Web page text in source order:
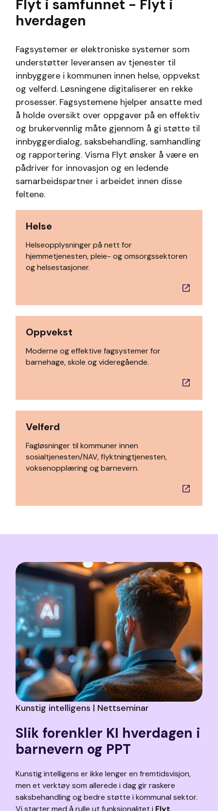
Flyt i samfunnet - Flyt i
hverdagen
Fagsystemer er elektroniske systemer som
understøtter leveransen av tjenester til
innbyggere i kommunen innen helse, oppvekst
og velferd. Løsningene digitaliserer en rekke
prosesser. Fagsystemene hjelper ansatte med
å holde oversikt over oppgaver på en effektiv
og brukervennlig måte gjennom å gi støtte til
innbyggerdialog, saksbehandling, samhandling
og rapportering. Visma Flyt ønsker å være en
pådriver for innovasjon og en ledende
samarbeidspartner i arbeidet innen disse
feltene.
Helse
Helseopplysninger på nett for
hjemmetjenesten, pleie- og omsorgssektoren
og helsestasjoner.
Oppvekst
Moderne og effektive fagsystemer for
barnehage, skole og videregående.
Velferd
Fagløsninger til kommuner innen
sosialtjenesten/NAV, flyktningtjenesten,
voksenopplæring og barnevern.
Kunstig intelligens | Nettseminar
Slik forenkler KI hverdagen i
barnevern og PPT
Kunstig intelligens er ikke lenger en fremtidsvisjon,
men et verktøy som allerede i dag gir raskere
saksbehandling og bedre støtte i kommunal sektor.
Vi starter med å rulle ut funksjonalitet i Flyt